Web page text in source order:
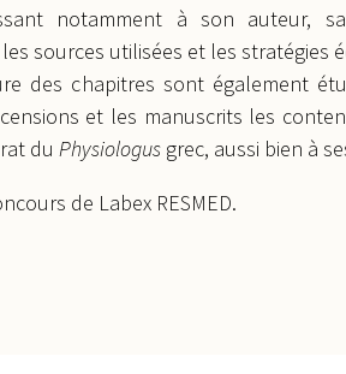
notamment à son auteur,
sources utilisées et les stratégies
des chapitres sont également
et les manuscrits les
du Physiologus grec, aussi bien à
de Labex RESMED.